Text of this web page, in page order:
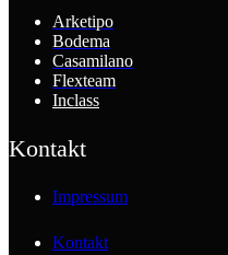
Arketipo
Bodema
Casamilano
Flexteam
Inclass
Kontakt
Impressum
Kontakt